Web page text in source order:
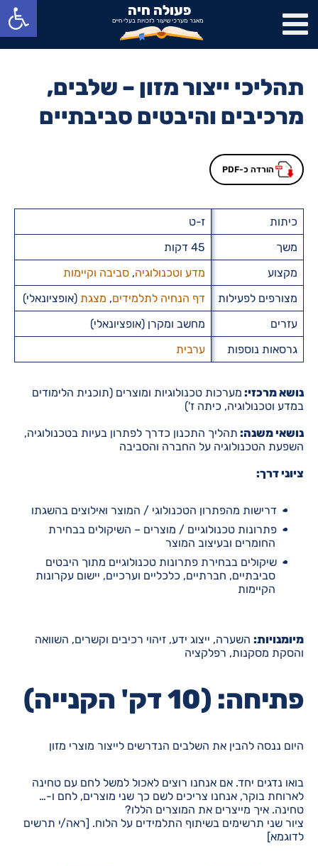
פתח סרגל נגישות פעולה חיה
מאגר מערכי שיעור לזכויות בעלי חיים
תהליכי ייצור מזון – שלבים,
מרכיבים והיבטים סביבתיים
הורדה כ-PDF
כיתות
ז-ט
משך
45 דקות
מקצוע
מדע וטכנולוגיה, סביבה וקיימות
מצורפים לפעילות
דף הנחיה לתלמידים, מצגת (אופציונאלי)
עזרים
מחשב ומקרן (אופציונאלי)
גרסאות נוספות
ערבית
נושא מרכזי: מערכות טכנולוגיות ומוצרים (תוכנית הלימודים
במדע וטכנולוגיה, כיתה ז')
נושאי משנה: תהליך התכנון כדרך לפתרון בעיות בטכנולוגיה,
השפעת הטכנולוגיה על החברה והסביבה
ציוני דרך:
דרישות מהפתרון הטכנולוגי / המוצר ואילוצים בהשגתו
פתרונות טכנולוגיים / מוצרים – השיקולים בבחירת
החומרים ובעיצוב המוצר
שיקולים בבחירת פתרונות טכנולוגיים מתוך היבטים
סביבתיים, חברתיים, כלכליים וערכיים, יישום עקרונות
הקיימות
מיומנויות: השערה, ייצוג ידע, זיהוי רכיבים וקשרים, השוואה
והסקת מסקנות, רפלקציה
פתיחה: (10 דק' הקנייה)
היום ננסה להבין את השלבים הנדרשים לייצור מוצרי מזון
בואו נדגים יחד. אם אנחנו רוצים לאכול למשל לחם עם טחינה
לארוחת בוקר, אנחנו צריכים לשם כך שני מוצרים, לחם ו-…
טחינה. איך מייצרים את המוצרים הללו?
ציור שני תרשימים בשיתוף התלמידים על הלוח. [ראה/י תרשים
לדוגמא]